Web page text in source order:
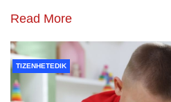
Read More
TIZENHETEDIK